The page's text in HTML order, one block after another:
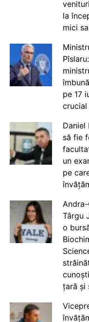
la
mici
pe 17
crucial
Daniel
să fie
un
pe
Târgu
o
țară și